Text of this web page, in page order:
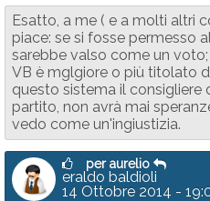
Esatto, a me ( e a molti altri
piace: se si fosse permesso
sarebbe valso come un
VB è mglgiore o più titolato
questo sistema il consigliere
partito, non avrà mai
vedo come un'ingiustizia.
per aurelio
eraldo baldioli
14 Ottobre 2014 -